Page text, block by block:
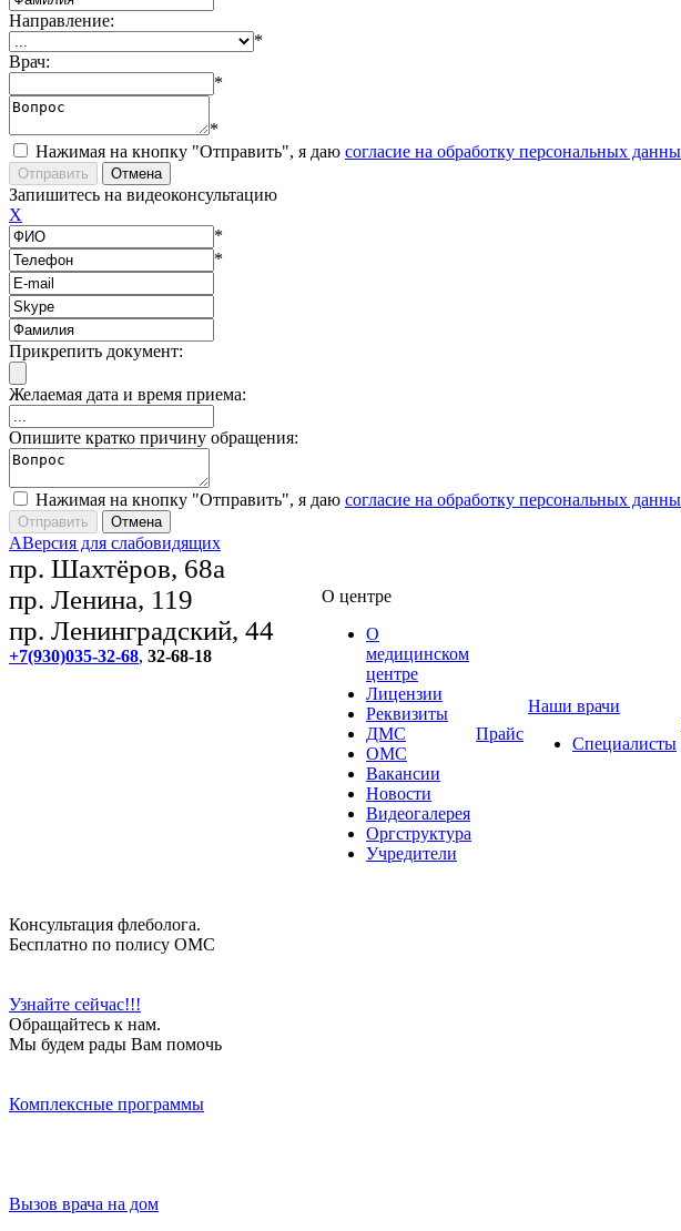
Направление:
*
Врач:
*
*
Нажимая на кнопку "Отправить", я даю согласие на обработку персональных
Запишитесь на видеоконсультацию
X
*
*
Прикрепить документ:
Желаемая дата и время приема:
Опишите кратко причину обращения:
Нажимая на кнопку "Отправить", я даю согласие на обработку персональных
AВерсия для слабовидящих
пр. Шахтёров, 68а
пр. Ленина, 119
пр. Ленинградский, 44
+7(930)035-32-68, 32-68-18
О центре
О
медицинском
центре
Лицензии
Реквизиты
ДМС
ОМС
Вакансии
Новости
Видеогалерея
Оргструктура
Учредители
Прайс
Наши врачи
Специалисты
Консультация флеболога.
Бесплатно по полису ОМС
Узнайте сейчас!!!
Обращайтесь к нам.
Мы будем рады Вам помочь
Комплексные программы
Вызов врача на дом